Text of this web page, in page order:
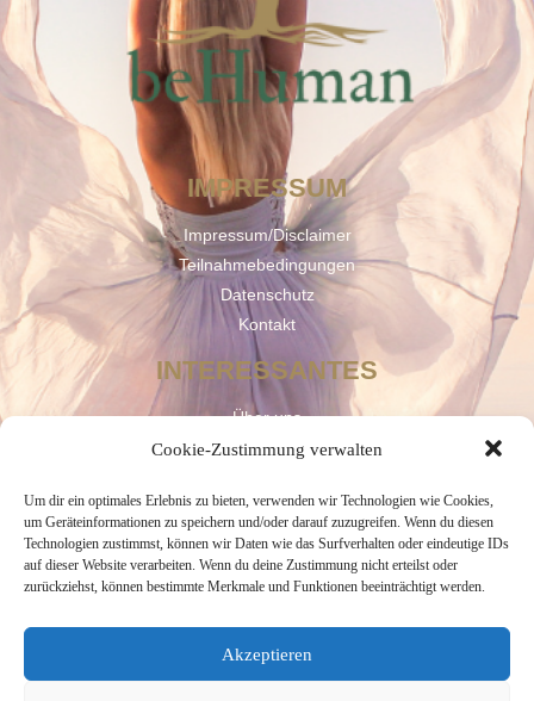
Cookie-Zustimmung verwalten
Um dir ein optimales Erlebnis zu bieten, verwenden wir Technologien wie Cookies,
um Geräteinformationen zu speichern und/oder darauf zuzugreifen. Wenn du diesen
Technologien zustimmst, können wir Daten wie das Surfverhalten oder eindeutige IDs
auf dieser Website verarbeiten. Wenn du deine Zustimmung nicht erteilst oder
zurückziehst, können bestimmte Merkmale und Funktionen beeinträchtigt werden.
Akzeptieren
IMPRESSUM
Impressum/Disclaimer
Teilnahmebedingungen
Datenschutz
Kontakt
INTERESSANTES
Über uns
Services
Blog
FOLGE UNS